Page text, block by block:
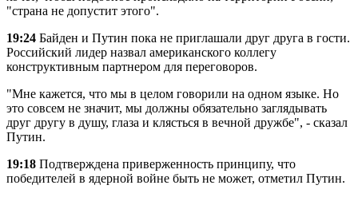
"страна не допустит этого".
19:24 Байден и Путин пока не приглашали друг друга в гости.
Российский лидер назвал американского коллегу
конструктивным партнером для переговоров.
"Мне кажется, что мы в целом говорили на одном языке. Но
это совсем не значит, мы должны обязательно заглядывать
друг другу в душу, глаза и клясться в вечной дружбе", - сказал
Путин.
19:18 Подтверждена приверженность принципу, что
победителей в ядерной войне быть не может, отметил Путин.